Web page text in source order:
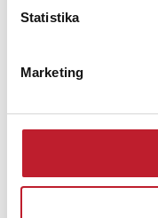
Statistika
Marketing